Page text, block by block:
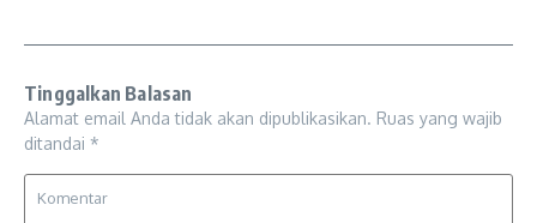
Tinggalkan Balasan
Alamat email Anda tidak akan dipublikasikan. Ruas yang wajib
ditandai *